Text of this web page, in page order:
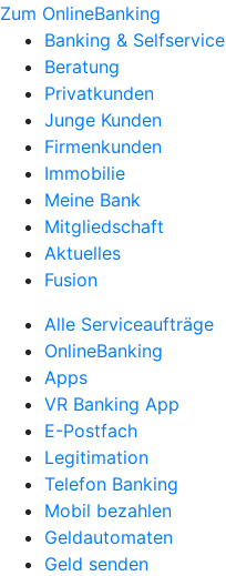
Zum OnlineBanking
Banking & Selfservice
Beratung
Privatkunden
Junge Kunden
Firmenkunden
Immobilie
Meine Bank
Mitgliedschaft
Aktuelles
Fusion
Alle Serviceaufträge
OnlineBanking
Apps
VR Banking App
E-Postfach
Legitimation
Telefon Banking
Mobil bezahlen
Geldautomaten
Geld senden